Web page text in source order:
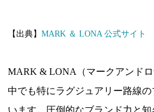
【出典】MARK ＆ LONA 公式サイト
MARK & LONA（マークアンド
中でも特にラグジュアリー路線